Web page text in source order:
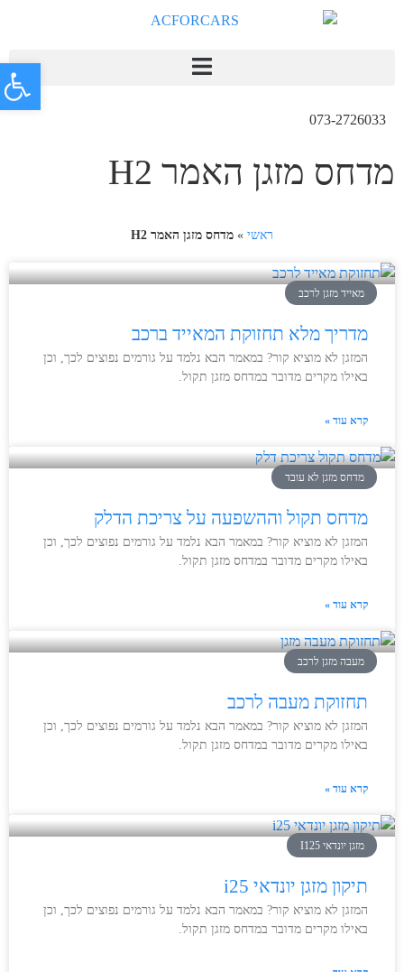
073-2726033
מדחס מזגן האמר H2
ראשי» מדחס מזגן האמר H2
מאייד מזגן לרכב
מדריך מלא תחזוקת המאייד ברכב
המזגן לא מוציא קור? במאמר הבא נלמד על גורמים נפוצים לכך, וכן
באילו מקרים מדובר במדחס מזגן תקול.
קרא עוד »
מדחס מזגן לא עובד
מדחס תקול וההשפעה על צריכת הדלק
המזגן לא מוציא קור? במאמר הבא נלמד על גורמים נפוצים לכך, וכן
באילו מקרים מדובר במדחס מזגן תקול.
קרא עוד »
מעבה מזגן לרכב
תחזוקת מעבה לרכב
המזגן לא מוציא קור? במאמר הבא נלמד על גורמים נפוצים לכך, וכן
באילו מקרים מדובר במדחס מזגן תקול.
קרא עוד »
מזגן יונדאי I125
תיקון מזגן יונדאי i25
המזגן לא מוציא קור? במאמר הבא נלמד על גורמים נפוצים לכך, וכן
באילו מקרים מדובר במדחס מזגן תקול.